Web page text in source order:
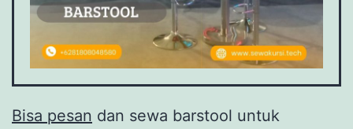
Bisa pesan dan sewa barstool untuk